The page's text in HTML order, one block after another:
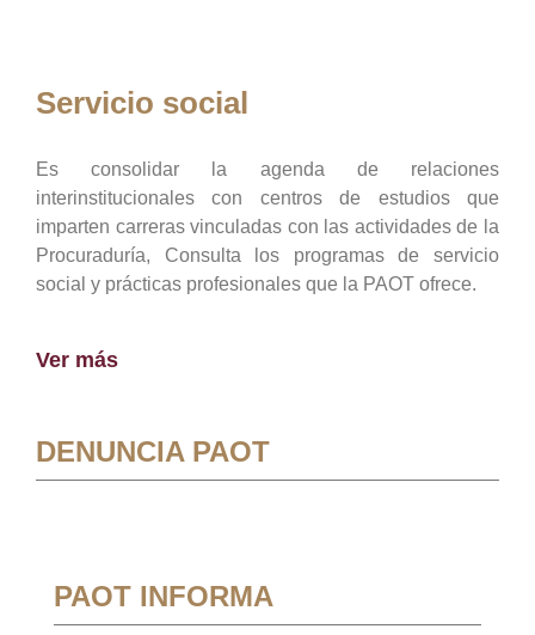
Servicio social
Es consolidar la agenda de relaciones
interinstitucionales con centros de estudios que
imparten carreras vinculadas con las actividades de la
Procuraduría, Consulta los programas de servicio
social y prácticas profesionales que la PAOT ofrece.
Ver más
DENUNCIA PAOT
PAOT INFORMA